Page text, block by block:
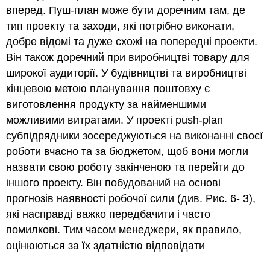
вперед. Пуш-план може бути доречним там, де
тип проекту та заходи, які потрібно виконати,
добре відомі та дуже схожі на попередні проекти.
Він також доречний при виробництві товару для
широкої аудиторії. У будівництві та виробництві
кінцевою метою планування поштовху є
виготовлення продукту за найменшими
можливими витратами. У проекті push-plan
субпідрядники зосереджуються на виконанні своєї
роботи вчасно та за бюджетом, щоб вони могли
назвати свою роботу закінченою та перейти до
іншого проекту. Він побудований на основі
прогнозів наявності робочої сили (див. Рис. 6-3),
які насправді важко передбачити і часто
помилкові. Тим часом менеджери, як правило,
оцінюються за їх здатністю відповідати